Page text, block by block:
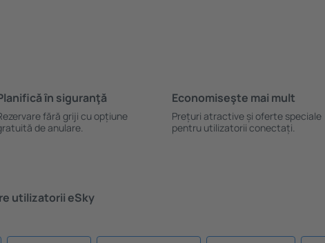
ȋn siguranţă
fără griji cu opțiune
de anulare.
Economiseşte mai mult
Prețuri atractive și oferte speciale
pentru utilizatorii conectați.
utilizatorii eSky